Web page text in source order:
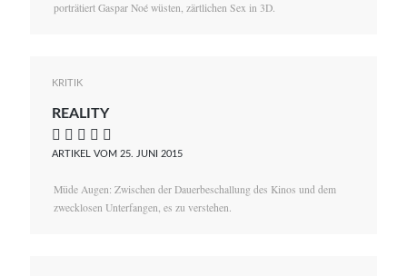
porträtiert Gaspar Noé wüsten, zärtlichen Sex in 3D.
KRITIK
REALITY
    
ARTIKEL VOM 25. JUNI 2015
Müde Augen: Zwischen der Dauerbeschallung des Kinos und dem
zwecklosen Unterfangen, es zu verstehen.